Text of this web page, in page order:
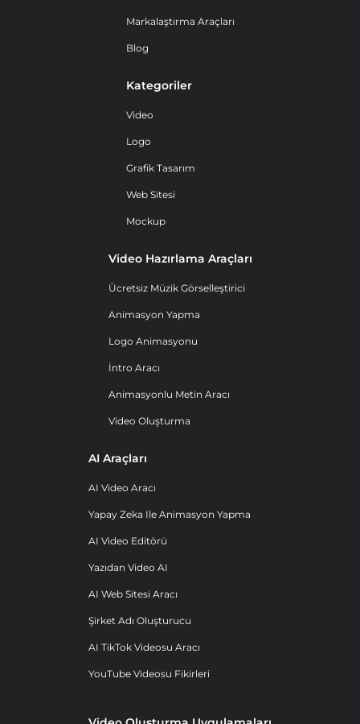
Markalaştırma Araçları
Blog
Kategoriler
Video
Logo
Grafik Tasarım
Web Sitesi
Mockup
Video Hazırlama Araçları
Ücretsiz Müzik Görselleştirici
Animasyon Yapma
Logo Animasyonu
İntro Aracı
Animasyonlu Metin Aracı
Video Oluşturma
AI Araçları
AI Video Aracı
Yapay Zeka Ile Animasyon Yapma
AI Video Editörü
Yazıdan Video AI
AI Web Sitesi Aracı
Şirket Adı Oluşturucu
AI TikTok Videosu Aracı
YouTube Videosu Fikirleri